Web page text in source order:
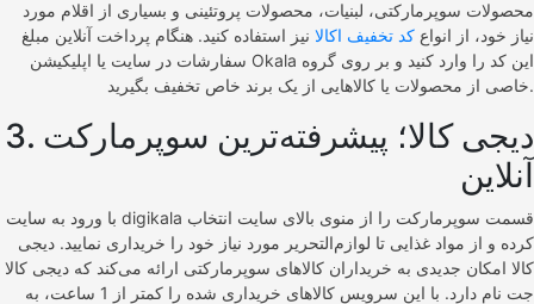
محصولات سوپرمارکتی، لبنیات، محصولات پروتئینی و بسیاری از اقلام مورد
نیاز خود، از انواع کد تخفیف اکالا نیز استفاده کنید. هنگام پرداخت آنلاین مبلغ
سفارشات در سایت یا اپلیکیشن Okala این کد را وارد کنید و بر روی گروه
خاصی از محصولات یا کالاهایی از یک برند خاص تخفیف بگیرید.
3. دیجی کالا؛ پیشرفته‌ترین سوپرمارکت
آنلاین
با ورود به سایت digikala قسمت سوپرمارکت را از منوی بالای سایت انتخاب
کرده و از مواد غذایی تا لوازم‌التحریر مورد نیاز خود را خریداری نمایید. دیجی
کالا امکان جدیدی به خریداران کالاهای سوپرمارکتی ارائه می‌کند که دیجی کالا
جت نام دارد. با این سرویس کالاهای خریداری شده را کمتر از 1 ساعت، به